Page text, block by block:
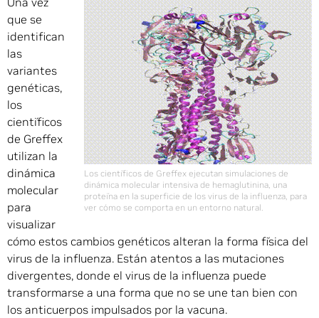
Los científicos de Greffex ejecutan simulaciones de
dinámica molecular intensiva de hemaglutinina, una
proteína en la superficie de los virus de la influenza, para
ver cómo se comporta en un entorno natural.
que se
identifican
las
variantes
genéticas,
los
científicos
de Greffex
utilizan la
dinámica
molecular
para
visualizar
cómo estos cambios genéticos alteran la forma física del
virus de la influenza. Están atentos a las mutaciones
divergentes, donde el virus de la influenza puede
transformarse a una forma que no se une tan bien con
los anticuerpos impulsados por la vacuna.